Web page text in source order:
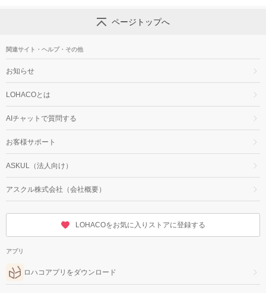
ページトップへ
関連サイト・ヘルプ・その他
お知らせ
LOHACOとは
AIチャットで質問する
お客様サポート
ASKUL（法人向け）
アスクル株式会社（会社概要）
LOHACOをお気に入りストアに登録する
アプリ
ロハコアプリをダウンロード